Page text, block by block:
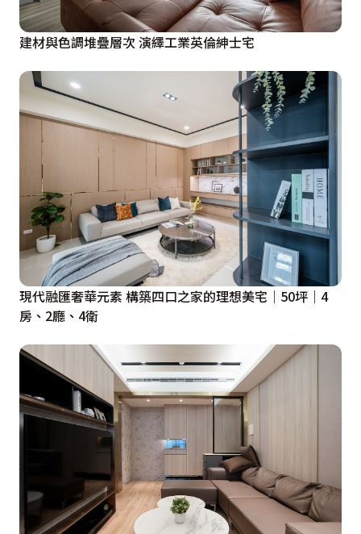
建材與色調堆疊層次 演繹工業英倫紳士宅
現代融匯奢華元素 構築四口之家的理想美宅｜50坪｜4
房、2廳、4衛